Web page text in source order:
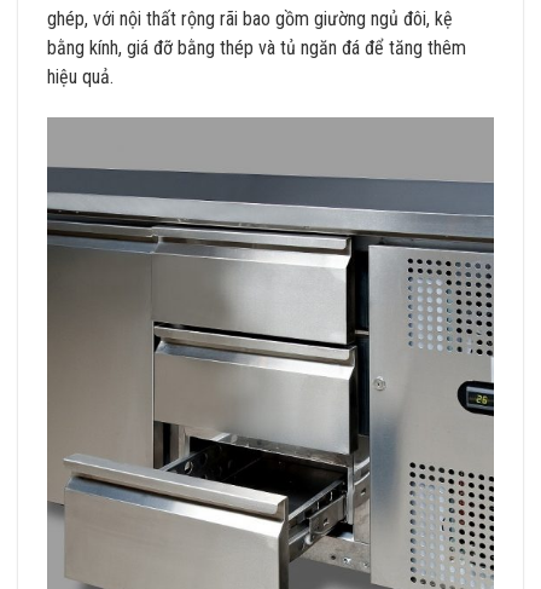
ghép, với nội thất rộng rãi bao gồm giường ngủ đôi, kệ
bằng kính, giá đỡ bằng thép và tủ ngăn đá để tăng thêm
hiệu quả.